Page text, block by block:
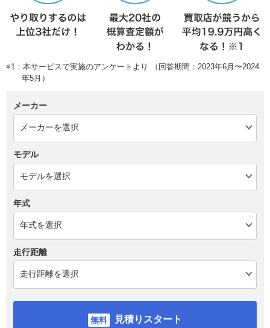
※1：本サービスで実施のアンケートより （回答期間：2023年6月〜2024
年5月）
メーカー
モデル
年式
走行距離
見積りスタート